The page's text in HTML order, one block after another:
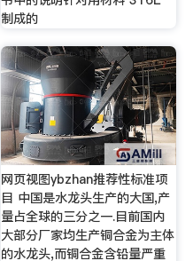
制成的
网页视图ybzhan推荐性标准项
目 中国是水龙头生产的大国,产
量占全球的三分之一.目前国内
大部分厂家均生产铜合金为主体
的水龙头,而铜合金含铅量严重